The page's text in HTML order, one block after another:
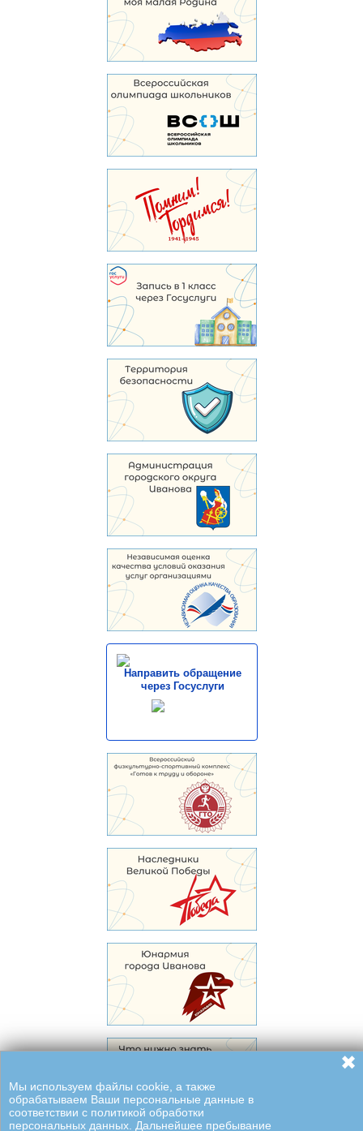
Направить обращение
через Госуслуги
Мы используем файлы cookie, а также
обрабатываем Ваши персональные данные в
соответствии с политикой обработки
персональных данных. Дальнейшее пребывание
✖